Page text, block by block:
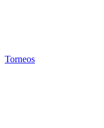
Torneos